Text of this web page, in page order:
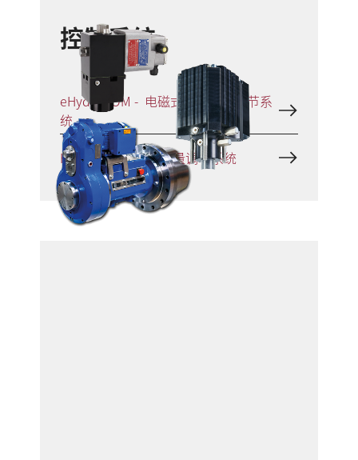
控制系统
eHydroCOM - 电磁式无级气量调节系
统
HydroCOM - 无级气量调节系统